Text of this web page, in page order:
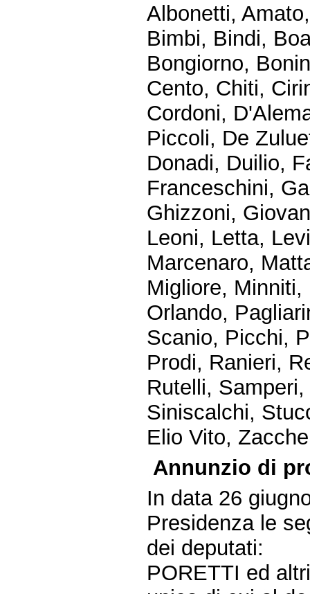
Albonetti,
Bimbi, Bindi,
Bongiorno,
Cento, Chiti,
Cordoni,
Piccoli, De
Donadi, Duilio,
Franceschini,
Ghizzoni,
Leoni, Letta,
Marcenaro,
Migliore,
Orlando,
Scanio, Picchi,
Prodi, Ranieri,
Rutelli,
Siniscalchi,
Elio Vito,
Annunzio di
In data 26
Presidenza le
dei deputati:
PORETTI ed